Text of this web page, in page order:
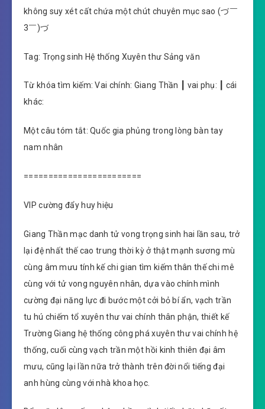
không suy xét cất chứa một chút chuyên mục sao (づ￣
3￣)づ
Tag: Trọng sinh Hệ thống Xuyên thư Sảng văn
Từ khóa tìm kiếm: Vai chính: Giang Thần ┃ vai phụ: ┃ cái
khác:
Một câu tóm tắt: Quốc gia phủng trong lòng bàn tay
nam nhân
========================
VIP cường đẩy huy hiệu
Giang Thần mạc danh tử vong trọng sinh hai lần sau, trở
lại đệ nhất thế cao trung thời kỳ ở thật mạnh sương mù
cùng âm mưu tính kế chi gian tìm kiếm thân thế chi mê
cùng với tử vong nguyên nhân, dựa vào chính mình
cường đại năng lực đi bước một cởi bỏ bí ẩn, vạch trần
tu hú chiếm tổ xuyên thư vai chính thân phận, thiết kế
Trường Giang hệ thống công phá xuyên thư vai chính hệ
thống, cuối cùng vạch trần một hồi kinh thiên đại âm
mưu, cũng lại lần nữa trở thành trên đời nổi tiếng đại
anh hùng cùng với nhà khoa học.